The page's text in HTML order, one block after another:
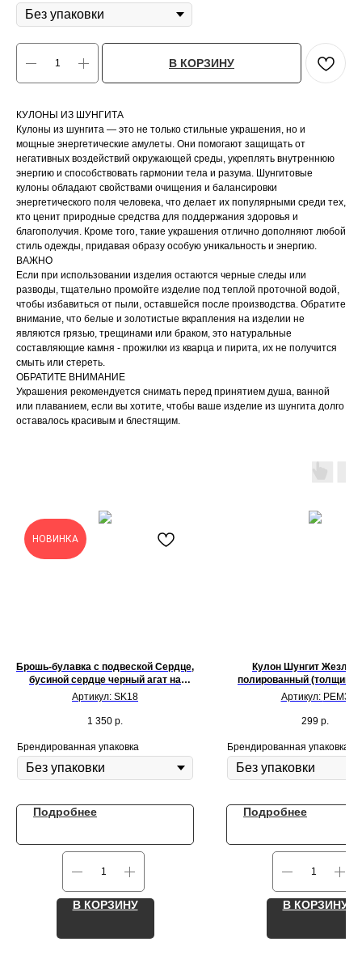
В КОРЗИНУ
КУЛОНЫ ИЗ ШУНГИТА
Кулоны из шунгита — это не только стильные украшения, но и
мощные энергетические амулеты. Они помогают защищать от
негативных воздействий окружающей среды, укреплять внутреннюю
энергию и способствовать гармонии тела и разума. Шунгитовые
кулоны обладают свойствами очищения и балансировки
энергетического поля человека, что делает их популярными среди тех,
кто ценит природные средства для поддержания здоровья и
благополучия. Кроме того, такие украшения отлично дополняют любой
стиль одежды, придавая образу особую уникальность и энергию.
ВАЖНО
Если при использовании изделия остаются черные следы или
разводы, тщательно промойте изделие под теплой проточной водой,
чтобы избавиться от пыли, оставшейся после производства. Обратите
внимание, что белые и золотистые вкрапления на изделии не
являются грязью, трещинами или браком, это натуральные
составляющие камня - прожилки из кварца и пирита, их не получится
смыть или стереть.
ОБРАТИТЕ ВНИМАНИЕ
Украшения рекомендуется снимать перед принятием душа, ванной
или плаванием, если вы хотите, чтобы ваше изделие из шунгита долго
оставалось красивым и блестящим.
НОВИНКА
Брошь-булавка с подвеской Сердце,
бусиной сердце черный агат на
цепочке, подвесом из круглых бусин
Артикул: SK18
1 350 р.
Брендированная упаковка
Подробнее
В КОРЗИНУ
Кулон Шунгит Жезл
полированный (толщина
омеднением 100%
Артикул: PEM3
299 р.
Брендированная упаковка
Подробнее
В КОРЗИНУ